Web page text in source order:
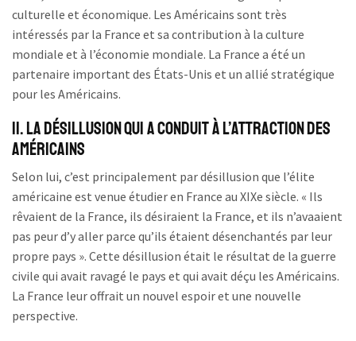
culturelle et économique. Les Américains sont très
intéressés par la France et sa contribution à la culture
mondiale et à l’économie mondiale. La France a été un
partenaire important des États-Unis et un allié stratégique
pour les Américains.
II. La désillusion qui a conduit à l’attraction des
Américains
Selon lui, c’est principalement par désillusion que l’élite
américaine est venue étudier en France au XIXe siècle. « Ils
rêvaient de la France, ils désiraient la France, et ils n’avaaient
pas peur d’y aller parce qu’ils étaient désenchantés par leur
propre pays ». Cette désillusion était le résultat de la guerre
civile qui avait ravagé le pays et qui avait déçu les Américains.
La France leur offrait un nouvel espoir et une nouvelle
perspective.